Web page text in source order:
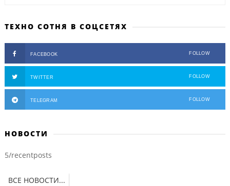
ТЕХНО СОТНЯ В СОЦСЕТЯХ
FACEBOOK FOLLOW
TWITTER FOLLOW
TELEGRAM FOLLOW
НОВОСТИ
5/recentposts
ВСЕ НОВОСТИ...